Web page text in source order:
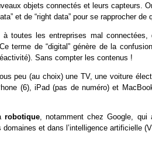
objets connectés et leurs capteurs.
et de “right data” pour se rapprocher de
à toutes les entreprises mal
terme de “digital” génère de la
Sans compter les contenus !
peu (au choix) une TV, une voiture
(6), iPad (pas de numéro) et
robotique, notamment chez Google, qui
et dans l’intelligence artificielle